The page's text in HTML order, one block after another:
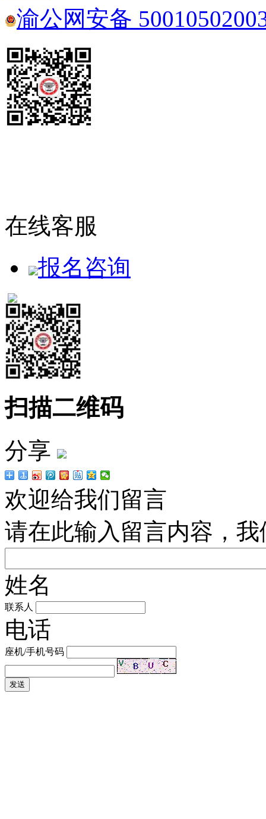
渝公网安备
在线客服
报名咨询
扫描二维码
分享
欢迎给我们留言
请在此输入留言内容，
姓名
联系人
电话
座机/手机号码